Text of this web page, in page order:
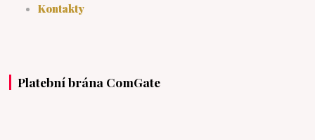
Kontakty
Platební brána ComGate